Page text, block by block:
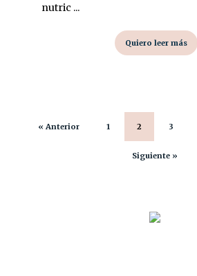
nutric ...
Quiero leer más
« Anterior 1 2 3
Siguiente »